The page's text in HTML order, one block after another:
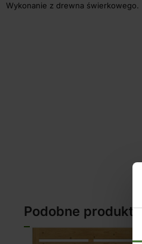
Wykonanie z drewna świerkowego.
Podobne produkty